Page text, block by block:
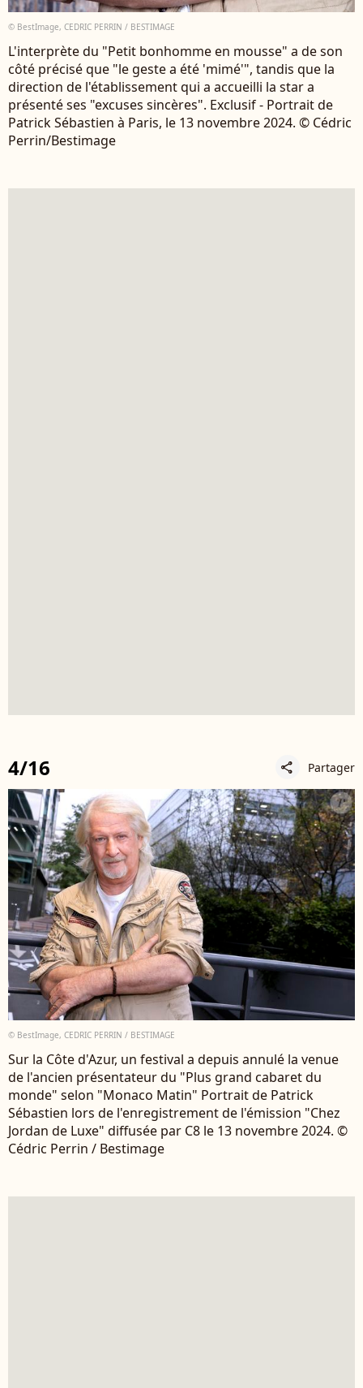
© BestImage, CEDRIC PERRIN / BESTIMAGE
L'interprète du "Petit bonhomme en mousse" a de son
côté précisé que "le geste a été 'mimé'", tandis que la
direction de l'établissement qui a accueilli la star a
présenté ses "excuses sincères". Exclusif - Portrait de
Patrick Sébastien à Paris, le 13 novembre 2024. © Cédric
Perrin/Bestimage
4/16 share Partager
© BestImage, CEDRIC PERRIN / BESTIMAGE
Sur la Côte d'Azur, un festival a depuis annulé la venue
de l'ancien présentateur du "Plus grand cabaret du
monde" selon "Monaco Matin" Portrait de Patrick
Sébastien lors de l'enregistrement de l'émission "Chez
Jordan de Luxe" diffusée par C8 le 13 novembre 2024. ©
Cédric Perrin / Bestimage